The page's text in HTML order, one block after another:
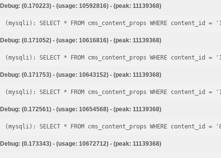
Debug: (0.170223) - (usage: 10592816) - (peak: 11139368)
Debug: (0.171052) - (usage: 10616816) - (peak: 11139368)
Debug: (0.171753) - (usage: 10643152) - (peak: 11139368)
Debug: (0.172561) - (usage: 10654568) - (peak: 11139368)
Debug: (0.173343) - (usage: 10672712) - (peak: 11139368)